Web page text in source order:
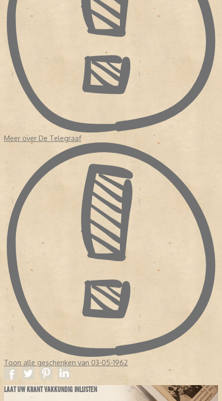
Daarmee ook zijn SS-vrienden. Holdert jr gaf toestemming aan de
Duitsers om in de krant berichten te plaatsen. Na de oorlog kwam
dat
duur te staan.
VERSCHIJNINGSVERBOD DE TELEGRAAF
De commissie voor de Perszuivering legde De Telegraaf
aanleiding van het handelen van Hakkie Holdert een
verschijningsverbod van dertig jaar op. Het verbod werd in 1949
ook al weer ingetrokken. In de periode dat
De Telegraaf
niet
mocht verschijnen, werd de drukkerij gebruikt voor
dagbladTrouw
waren deze kranten juist voortgekomen uit het verzet.
WETENSWAARDIGHEDEN OVER
- NadatDe Telegraafweer mocht verschijnen, was de krant al vrij
snel weer de grootste van Nederland.
- De krant staat bekend om de grote hoeveelheid
sensatieberichten en grote sportkatern.
- Bij de zaterdagkrant verschijnt het magazine 'Vrouw'.
- Van 2004 tot en met 2009 verscheen ook op zondag de krant,
en als eerste krant op tabloid.
- Sinds 2014 verschijnt de krant elke dag op tabloid formaat. De
krant was de laatste krant in Nederland die afstapte van het
broadsheet formaat.
Meer over De Telegraaf
Toon alle geschenken van 03-05-1962
LAAT UW KRANT VAKKUNDIG INLIJSTEN